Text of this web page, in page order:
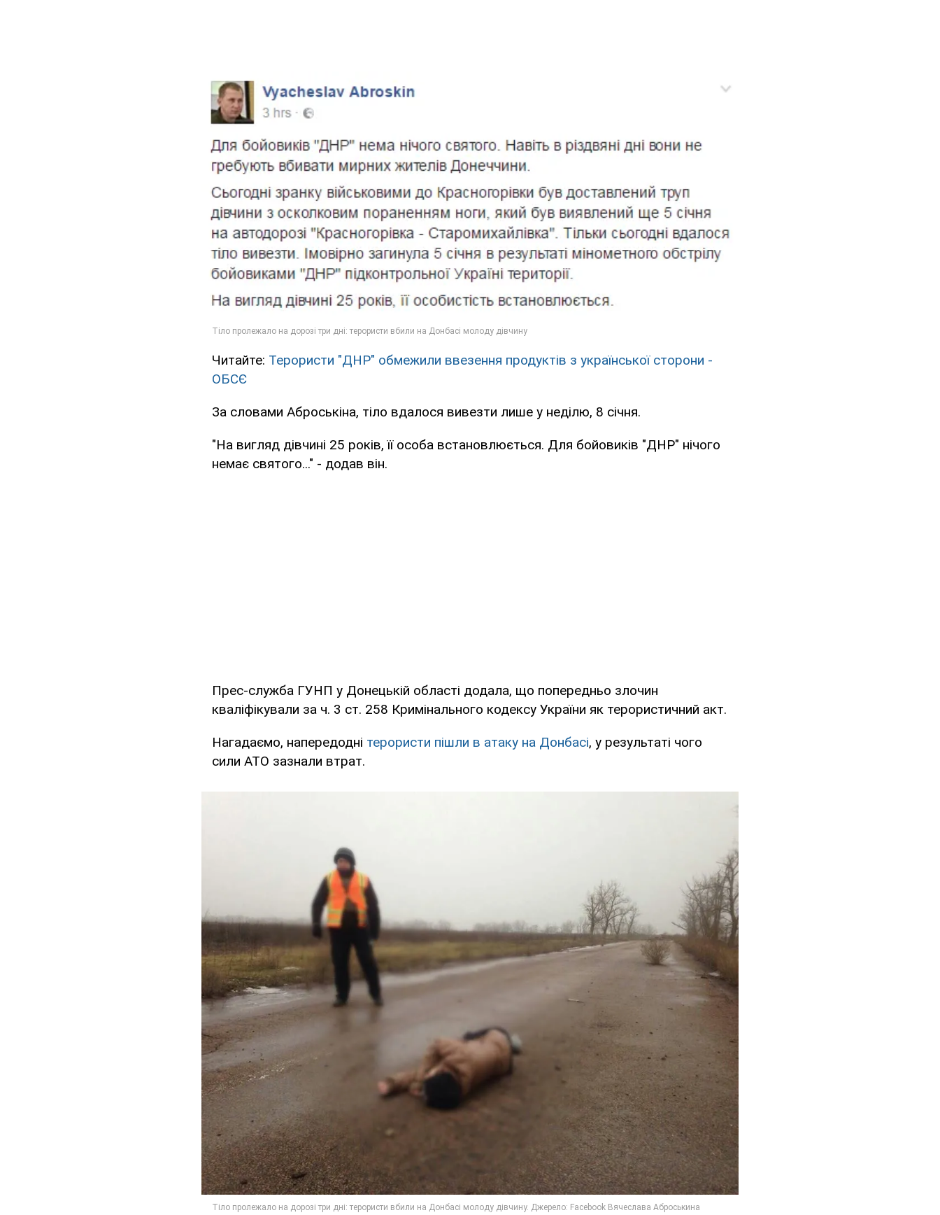
Читайте: Терористи "ДНР" обмежили ввезення продуктів з української сторони -
ОБСЄ
За словами Аброськіна, тіло вдалося вивезти лише у неділю, 8 січня.
"На вигляд дівчині 25 років, її особа встановлюється. Для бойовиків "ДНР" нічого
немає святого..." - додав він.
Прес-служба ГУНП у Донецькій області додала, що попередньо злочин
кваліфікували за ч. 3 ст. 258 Кримінального кодексу України як терористичний акт.
Нагадаємо, напередодні терористи пішли в атаку на Донбасі, у результаті чого
сили АТО зазнали втрат.